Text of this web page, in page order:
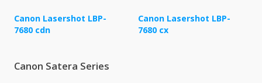
Canon Lasershot LBP-
7680 cdn
Canon Lasershot LBP-
7680 cx
Canon Satera Series